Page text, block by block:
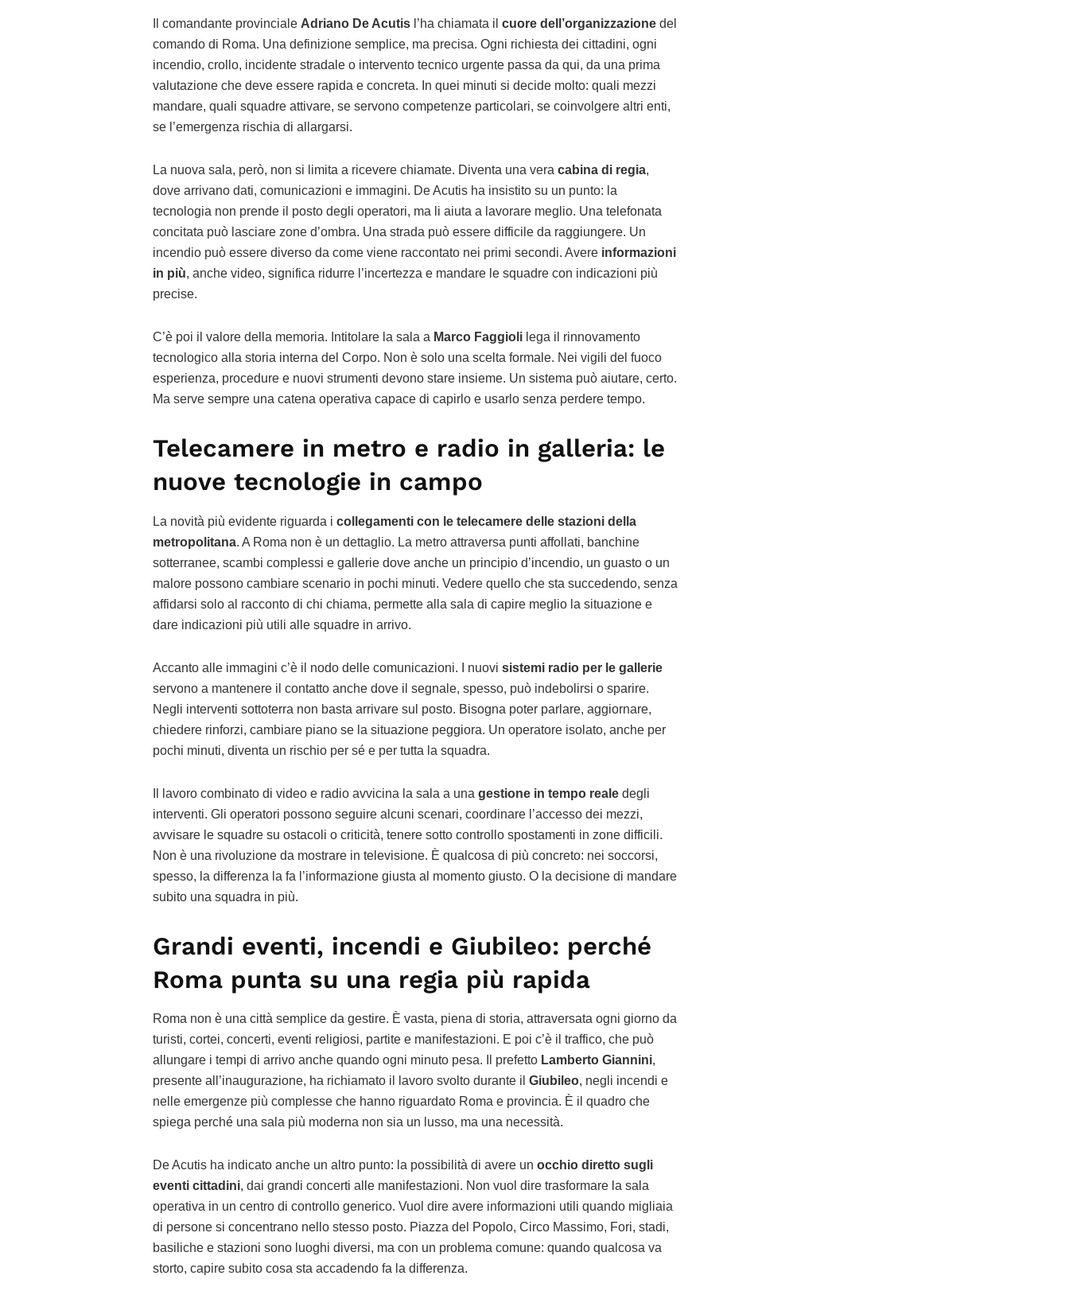
Il comandante provinciale Adriano De Acutis l’ha chiamata il cuore dell’organizzazione del
comando di Roma. Una definizione semplice, ma precisa. Ogni richiesta dei cittadini, ogni
incendio, crollo, incidente stradale o intervento tecnico urgente passa da qui, da una prima
valutazione che deve essere rapida e concreta. In quei minuti si decide molto: quali mezzi
mandare, quali squadre attivare, se servono competenze particolari, se coinvolgere altri enti,
se l’emergenza rischia di allargarsi.
La nuova sala, però, non si limita a ricevere chiamate. Diventa una vera cabina di regia,
dove arrivano dati, comunicazioni e immagini. De Acutis ha insistito su un punto: la
tecnologia non prende il posto degli operatori, ma li aiuta a lavorare meglio. Una telefonata
concitata può lasciare zone d’ombra. Una strada può essere difficile da raggiungere. Un
incendio può essere diverso da come viene raccontato nei primi secondi. Avere informazioni
in più, anche video, significa ridurre l’incertezza e mandare le squadre con indicazioni più
precise.
C’è poi il valore della memoria. Intitolare la sala a Marco Faggioli lega il rinnovamento
tecnologico alla storia interna del Corpo. Non è solo una scelta formale. Nei vigili del fuoco
esperienza, procedure e nuovi strumenti devono stare insieme. Un sistema può aiutare, certo.
Ma serve sempre una catena operativa capace di capirlo e usarlo senza perdere tempo.
Telecamere in metro e radio in galleria: le
nuove tecnologie in campo
La novità più evidente riguarda i collegamenti con le telecamere delle stazioni della
metropolitana. A Roma non è un dettaglio. La metro attraversa punti affollati, banchine
sotterranee, scambi complessi e gallerie dove anche un principio d’incendio, un guasto o un
malore possono cambiare scenario in pochi minuti. Vedere quello che sta succedendo, senza
affidarsi solo al racconto di chi chiama, permette alla sala di capire meglio la situazione e
dare indicazioni più utili alle squadre in arrivo.
Accanto alle immagini c’è il nodo delle comunicazioni. I nuovi sistemi radio per le gallerie
servono a mantenere il contatto anche dove il segnale, spesso, può indebolirsi o sparire.
Negli interventi sottoterra non basta arrivare sul posto. Bisogna poter parlare, aggiornare,
chiedere rinforzi, cambiare piano se la situazione peggiora. Un operatore isolato, anche per
pochi minuti, diventa un rischio per sé e per tutta la squadra.
Il lavoro combinato di video e radio avvicina la sala a una gestione in tempo reale degli
interventi. Gli operatori possono seguire alcuni scenari, coordinare l’accesso dei mezzi,
avvisare le squadre su ostacoli o criticità, tenere sotto controllo spostamenti in zone difficili.
Non è una rivoluzione da mostrare in televisione. È qualcosa di più concreto: nei soccorsi,
spesso, la differenza la fa l’informazione giusta al momento giusto. O la decisione di mandare
subito una squadra in più.
Grandi eventi, incendi e Giubileo: perché
Roma punta su una regia più rapida
Roma non è una città semplice da gestire. È vasta, piena di storia, attraversata ogni giorno da
turisti, cortei, concerti, eventi religiosi, partite e manifestazioni. E poi c’è il traffico, che può
allungare i tempi di arrivo anche quando ogni minuto pesa. Il prefetto Lamberto Giannini,
presente all’inaugurazione, ha richiamato il lavoro svolto durante il Giubileo, negli incendi e
nelle emergenze più complesse che hanno riguardato Roma e provincia. È il quadro che
spiega perché una sala più moderna non sia un lusso, ma una necessità.
De Acutis ha indicato anche un altro punto: la possibilità di avere un occhio diretto sugli
eventi cittadini, dai grandi concerti alle manifestazioni. Non vuol dire trasformare la sala
operativa in un centro di controllo generico. Vuol dire avere informazioni utili quando migliaia
di persone si concentrano nello stesso posto. Piazza del Popolo, Circo Massimo, Fori, stadi,
basiliche e stazioni sono luoghi diversi, ma con un problema comune: quando qualcosa va
storto, capire subito cosa sta accadendo fa la differenza.